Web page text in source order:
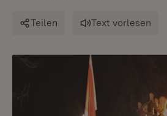
Teilen Text vorlesen